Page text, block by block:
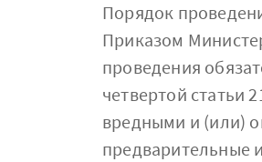
Порядок
Приказом
проведения
четвертой статьи
вредными и (или)
предварительные